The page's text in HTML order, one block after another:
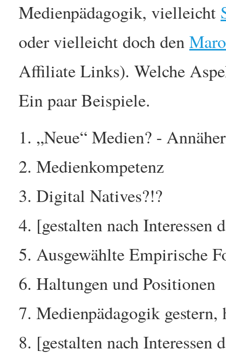
Medienpädagogik, vielleicht
oder vielleicht doch den
Affiliate Links). Welche
Ein paar Beispiele.
„Neue“ Medien? -
Medienkompetenz
Digital Natives?!?
[gestalten nach Interessen
Ausgewählte Empirische
Haltungen und Positionen
Medienpädagogik gestern,
[gestalten nach Interessen